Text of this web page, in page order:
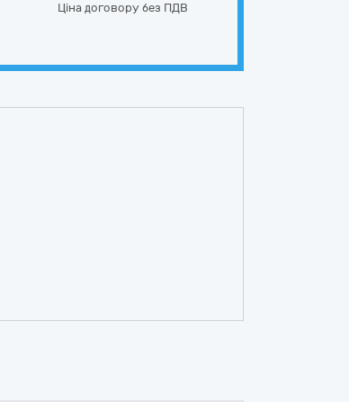
Ціна договору без ПДВ